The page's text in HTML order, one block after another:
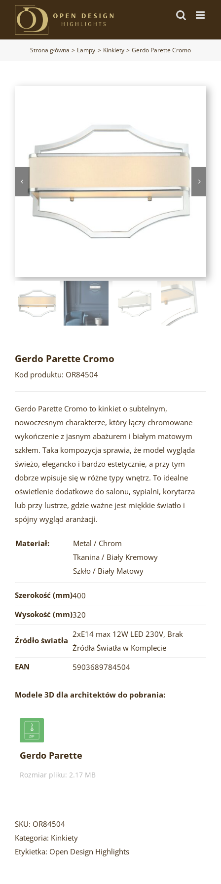
Przejdź
zawartości
Strona główna Lampy Kinkiety Gerdo Parette Cromo
Gerdo Parette Cromo
Kod produktu: OR84504
Gerdo Parette Cromo to kinkiet o subtelnym,
nowoczesnym charakterze, który łączy chromowane
wykończenie z jasnym abażurem i białym matowym
szkłem. Taka kompozycja sprawia, że model wygląda
świeżo, elegancko i bardzo estetycznie, a przy tym
dobrze wpisuje się w różne typy wnętrz. To idealne
oświetlenie dodatkowe do salonu, sypialni, korytarza
lub przy lustrze, gdzie ważne jest miękkie światło i
spójny wygląd aranżacji.
Materiał:
Metal / Chrom
Tkanina / Biały Kremowy
Szkło / Biały Matowy
Szerokość (mm)400
Wysokość (mm)320
Źródło światła
2xE14 max 12W LED 230V, Brak
Źródła Światła w Komplecie
EAN
5903689784504
Modele 3D dla architektów do pobrania:
Gerdo Parette
Rozmiar pliku: 2.17 MB
SKU: OR84504
Kategoria: Kinkiety
Etykietka: Open Design Highlights